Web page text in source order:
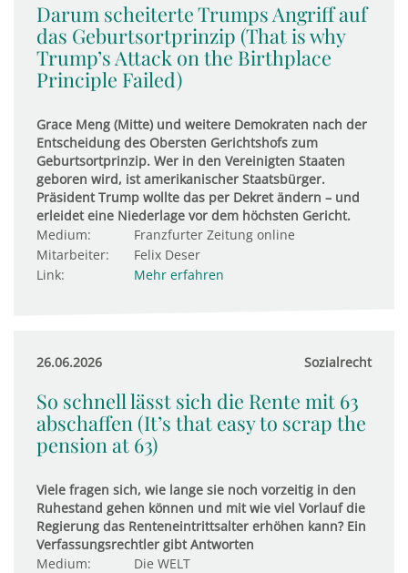
Darum scheiterte Trumps Angriff auf
das Geburtsortprinzip (That is why
Trump’s Attack on the Birthplace
Principle Failed)
Grace Meng (Mitte) und weitere Demokraten nach der
Entscheidung des Obersten Gerichtshofs zum
Geburtsortprinzip. Wer in den Vereinigten Staaten
geboren wird, ist amerikanischer Staatsbürger.
Präsident Trump wollte das per Dekret ändern – und
erleidet eine Niederlage vor dem höchsten Gericht.
Medium:
Franzfurter Zeitung online
Mitarbeiter:
Felix Deser
Link:
Mehr erfahren
26.06.2026 Sozialrecht
So schnell lässt sich die Rente mit 63
abschaffen (It’s that easy to scrap the
pension at 63)
Viele fragen sich, wie lange sie noch vorzeitig in den
Ruhestand gehen können und mit wie viel Vorlauf die
Regierung das Renteneintrittsalter erhöhen kann? Ein
Verfassungsrechtler gibt Antworten
Medium:
Die WELT